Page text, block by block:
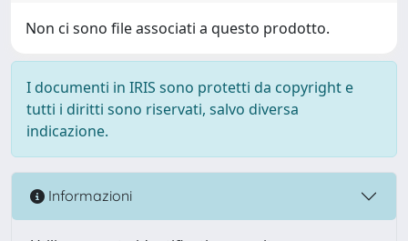
Non ci sono file associati a questo prodotto.
I documenti in IRIS sono protetti da copyright e
tutti i diritti sono riservati, salvo diversa
indicazione.
Informazioni